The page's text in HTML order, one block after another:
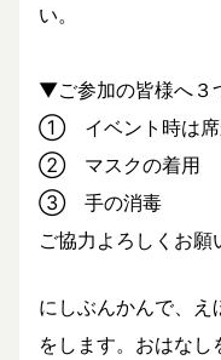
い。
▼ご参加の皆様へ３
① イベント時は席
② マスクの着用
③ 手の消毒
ご協力よろしくお願
にしぶんかんで、え
をします。おはなし